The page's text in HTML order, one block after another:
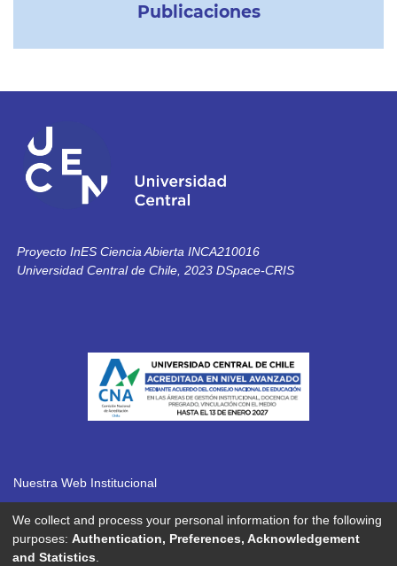
Publicaciones
Proyecto InES Ciencia Abierta INCA210016
Universidad Central de Chile, 2023 DSpace-CRIS
Nuestra Web Institucional
Contacto / Teléfonos
We collect and process your personal information for the following
purposes: Authentication, Preferences, Acknowledgement
and Statistics